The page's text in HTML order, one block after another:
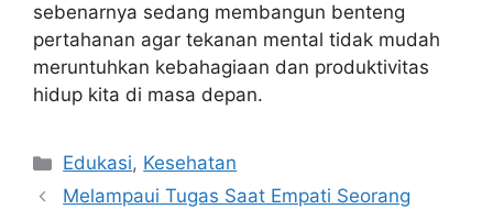
sebenarnya sedang membangun benteng
pertahanan agar tekanan mental tidak mudah
meruntuhkan kebahagiaan dan produktivitas
hidup kita di masa depan.
Kategori
Edukasi, Kesehatan
Melampaui Tugas Saat Empati Seorang